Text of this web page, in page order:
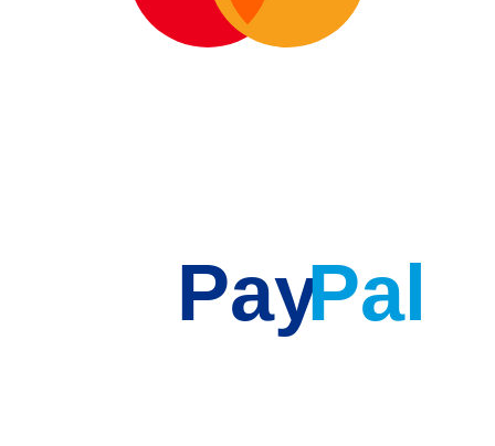
PayPal